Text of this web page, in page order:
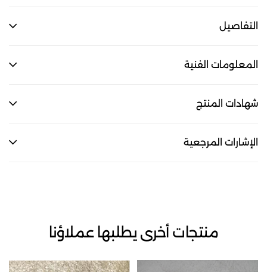
التفاصيل
المعلومات الفنية
شهادات المنتج
الإشارات المرجعية
منتجات أخرى يطلبها عملاؤنا